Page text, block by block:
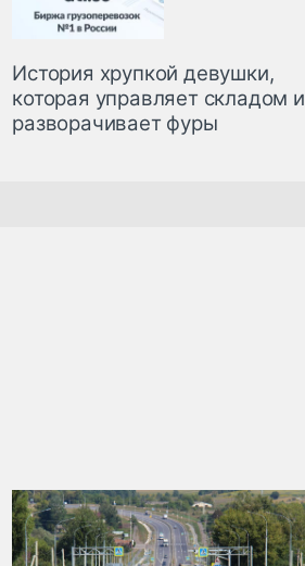
История хрупкой девушки,
которая управляет складом и
разворачивает фуры